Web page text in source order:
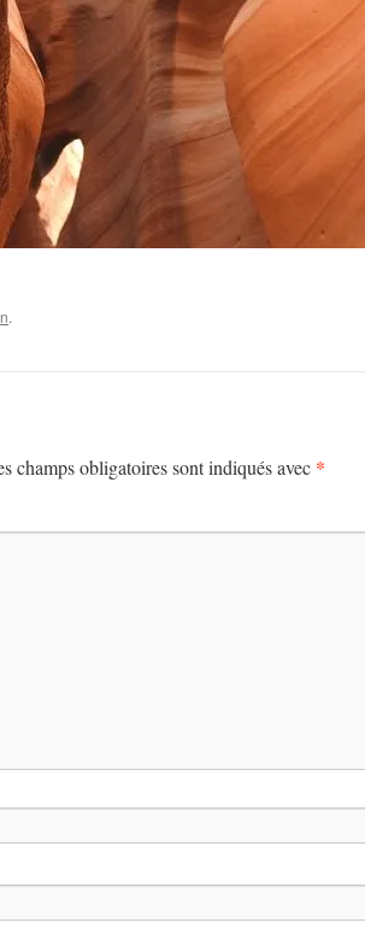
.
champs obligatoires sont indiqués avec *